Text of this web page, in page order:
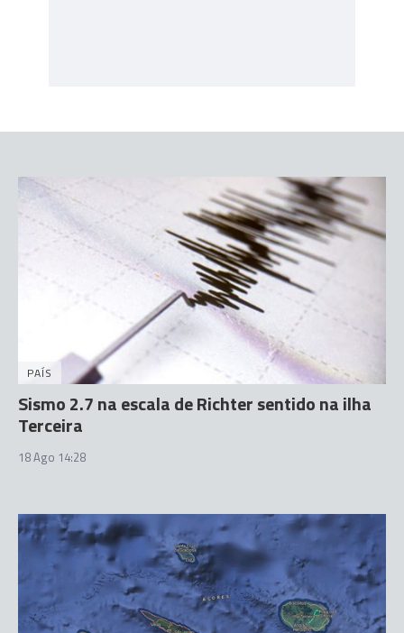
PAÍS
Sismo 2.7 na escala de Richter sentido na ilha
Terceira
18 Ago 14:28